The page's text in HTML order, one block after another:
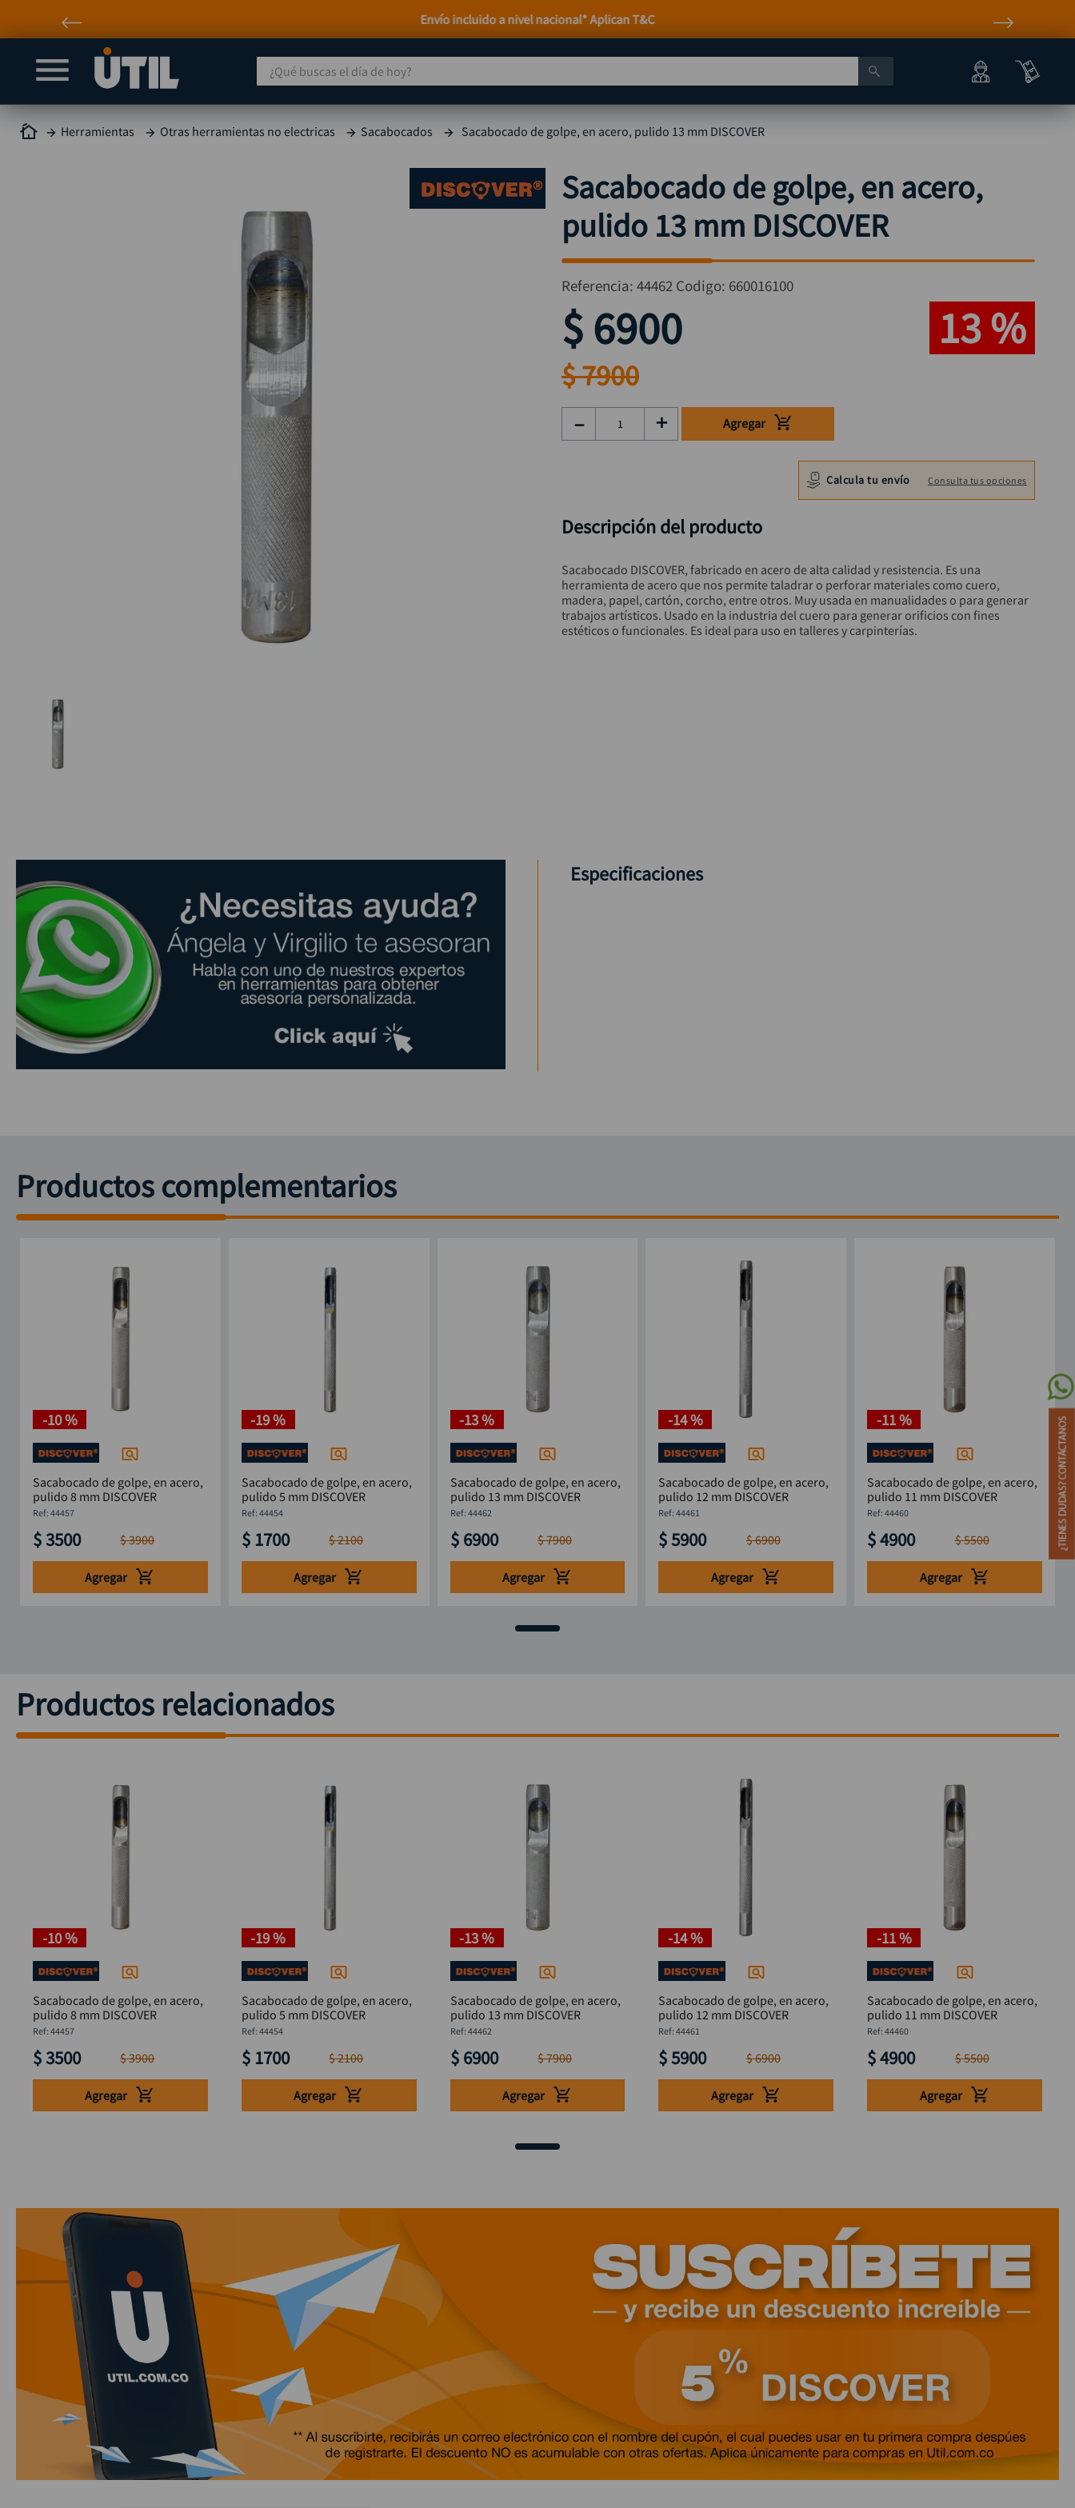
Envío incluido a nivel nacional* Aplican T&C
¿Qué buscas el día de hoy?
Herramientas Otras herramientas no electricas Sacabocados Sacabocado de golpe, en acero, pulido 13 mm DISCOVER
Sacabocado de golpe, en acero,
pulido 13 mm DISCOVER
Referencia: 44462 Codigo: 660016100
$ 6900 13 %
$7900
＋
－ Agregar
Calcula tu envío Consulta tus opciones
Descripción del producto
Sacabocado DISCOVER, fabricado en acero de alta calidad y resistencia. Es una
herramienta de acero que nos permite taladrar o perforar materiales como cuero,
madera, papel, cartón, corcho, entre otros. Muy usada en manualidades o para generar
trabajos artísticos. Usado en la industria del cuero para generar orificios con fines
estéticos o funcionales. Es ideal para uso en talleres y carpinterías.
Especificaciones
Productos complementarios
-10 %
Sacabocado de golpe, en acero,
pulido 8 mm DISCOVER
: 44457
$3500 $3900
Agregar
-19 %
Sacabocado de golpe, en acero,
pulido 5 mm DISCOVER
: 44454
$ 1700 $2100
Agregar
-13 %
Sacabocado de golpe, en acero,
pulido 13 mm DISCOVER
: 44462
$ 6900 $7900
Agregar
-14 %
Sacabocado de golpe, en acero,
pulido 12 mm DISCOVER
:44461
$5900 $6900
Agregar
-11 %
Sacabocado de golpe, en acero,
pulido 11 mm DISCOVER
:44460
$4900 $5500
Agregar
Productos relacionados
-10 %
Sacabocado de golpe, en acero,
pulido 8 mm DISCOVER
: 44457
$3500 $3900
Agregar
-19 %
Sacabocado de golpe, en acero,
pulido 5 mm DISCOVER
: 44454
$ 1700 $2100
Agregar
-13 %
Sacabocado de golpe, en acero,
pulido 13 mm DISCOVER
: 44462
$ 6900 $7900
Agregar
-14 %
Sacabocado de golpe, en acero,
pulido 12 mm DISCOVER
:44461
$5900 $6900
Agregar
-11 %
Sacabocado de golpe, en acero,
pulido 11 mm DISCOVER
:44460
$4900 $5500
Agregar
TÉRMINOS MÁS BUSCADOS
1. taladro
compresor